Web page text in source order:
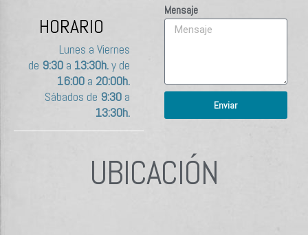
HORARIO
Lunes a Viernes
de 9:30a 13:30h.y de
16:00a 20:00h.
Sábados de 9:30a
13:30h.
Mensaje
Enviar
UBICACIÓN